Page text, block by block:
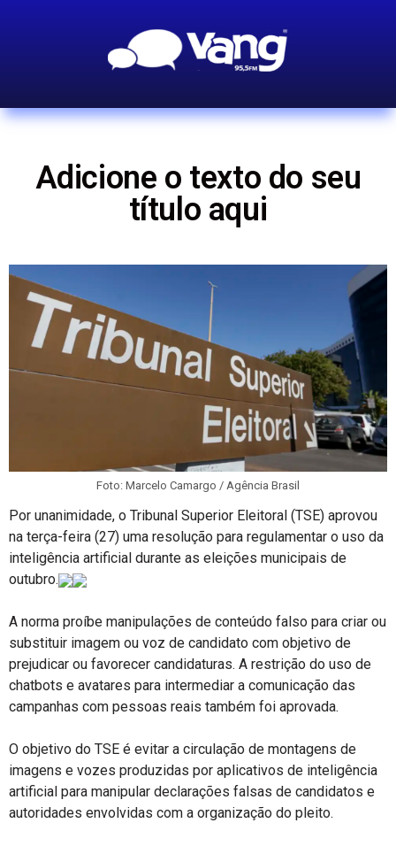
Adicione o texto do seu
título aqui
Foto: Marcelo Camargo / Agência Brasil
Por unanimidade, o Tribunal Superior Eleitoral (TSE) aprovou
na terça-feira (27) uma resolução para regulamentar o uso da
inteligência artificial durante as eleições municipais de
outubro.
A norma proíbe manipulações de conteúdo falso para criar ou
substituir imagem ou voz de candidato com objetivo de
prejudicar ou favorecer candidaturas. A restrição do uso de
chatbots e avatares para intermediar a comunicação das
campanhas com pessoas reais também foi aprovada.
O objetivo do TSE é evitar a circulação de montagens de
imagens e vozes produzidas por aplicativos de inteligência
artificial para manipular declarações falsas de candidatos e
autoridades envolvidas com a organização do pleito.